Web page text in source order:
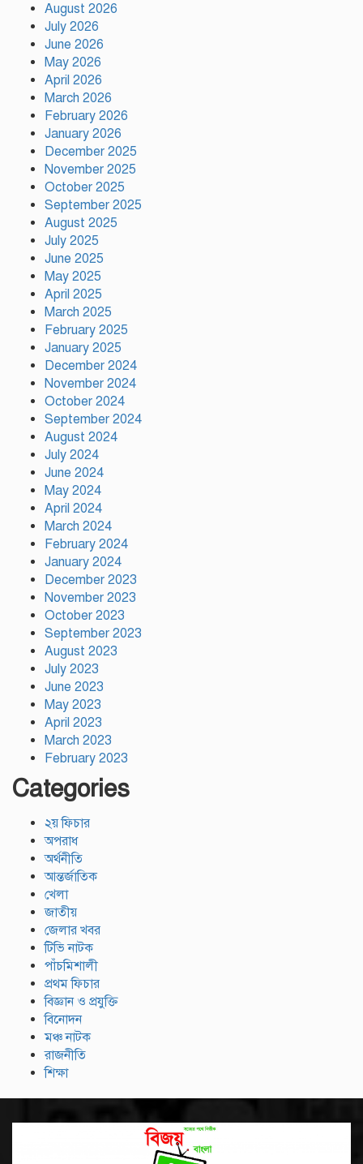
জমিয়ত
দুর্গাপূজায় আসছে সালমার নতুন গান,
রেকর্ড সম্পন্ন
August 2026
July 2026
June 2026
May 2026
April 2026
March 2026
February 2026
January 2026
December 2025
November 2025
October 2025
September 2025
August 2025
July 2025
June 2025
May 2025
April 2025
March 2025
February 2025
January 2025
December 2024
November 2024
October 2024
September 2024
August 2024
July 2024
June 2024
May 2024
April 2024
March 2024
February 2024
January 2024
December 2023
November 2023
October 2023
September 2023
August 2023
July 2023
June 2023
May 2023
April 2023
March 2023
February 2023
Categories
২য় ফিচার
অপরাধ
অর্থনীতি
আন্তর্জাতিক
খেলা
জাতীয়
জেলার খবর
টিভি নাটক
পাঁচমিশালী
প্রথম ফিচার
বিজ্ঞান ও প্রযুক্তি
বিনোদন
মঞ্চ নাটক
রাজনীতি
শিক্ষা